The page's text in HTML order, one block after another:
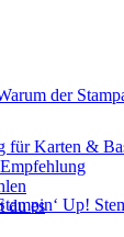
der
Up!
für Karten &
du es